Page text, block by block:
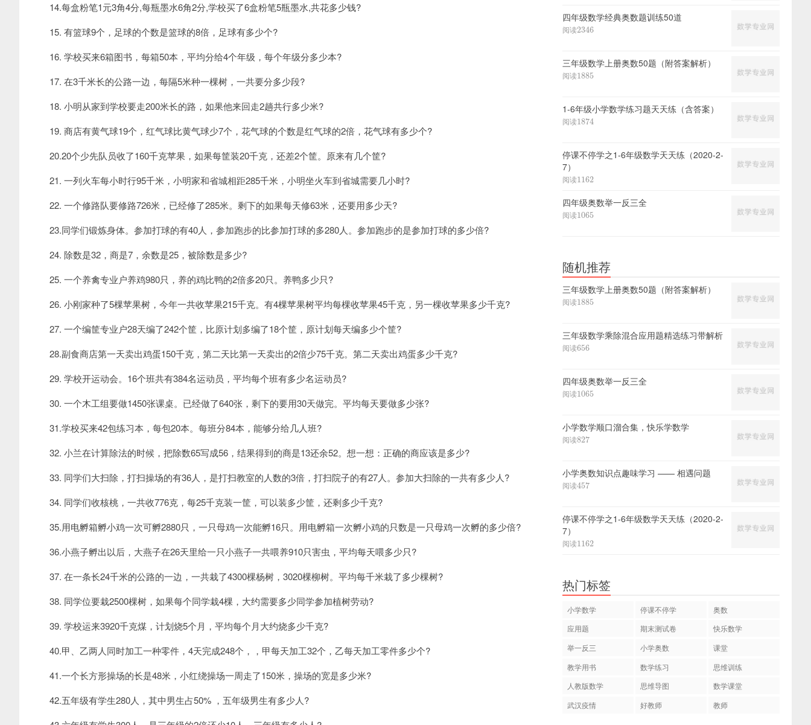
14.每盒粉笔1元3角4分,每瓶墨水6角2分,学校买了6盒粉笔5瓶墨水,共花多少钱?
15. 有篮球9个，足球的个数是篮球的8倍，足球有多少个?
16. 学校买来6箱图书，每箱50本，平均分给4个年级，每个年级分多少本?
17. 在3千米长的公路一边，每隔5米种一棵树，一共要分多少段?
18. 小明从家到学校要走200米长的路，如果他来回走2趟共行多少米?
19. 商店有黄气球19个，红气球比黄气球少7个，花气球的个数是红气球的2倍，花气球有多少个?
20.20个少先队员收了160千克苹果，如果每筐装20千克，还差2个筐。原来有几个筐?
21. 一列火车每小时行95千米，小明家和省城相距285千米，小明坐火车到省城需要几小时?
22. 一个修路队要修路726米，已经修了285米。剩下的如果每天修63米，还要用多少天?
23.同学们锻炼身体。参加打球的有40人，参加跑步的比参加打球的多280人。参加跑步的是参加打球的多少倍?
24. 除数是32，商是7，余数是25，被除数是多少?
25. 一个养禽专业户养鸡980只，养的鸡比鸭的2倍多20只。养鸭多少只?
26. 小刚家种了5棵苹果树，今年一共收苹果215千克。有4棵苹果树平均每棵收苹果45千克，另一棵收苹果多少千克?
27. 一个编筐专业户28天编了242个筐，比原计划多编了18个筐，原计划每天编多少个筐?
28.副食商店第一天卖出鸡蛋150千克，第二天比第一天卖出的2倍少75千克。第二天卖出鸡蛋多少千克?
29. 学校开运动会。16个班共有384名运动员，平均每个班有多少名运动员?
30. 一个木工组要做1450张课桌。已经做了640张，剩下的要用30天做完。平均每天要做多少张?
31.学校买来42包练习本，每包20本。每班分84本，能够分给几人班?
32. 小兰在计算除法的时候，把除数65写成56，结果得到的商是13还余52。想一想：正确的商应该是多少?
33. 同学们大扫除，打扫操场的有36人，是打扫教室的人数的3倍，打扫院子的有27人。参加大扫除的一共有多少人?
34. 同学们收核桃，一共收776克，每25千克装一筐，可以装多少筐，还剩多少千克?
35.用电孵箱孵小鸡一次可孵2880只，一只母鸡一次能孵16只。用电孵箱一次孵小鸡的只数是一只母鸡一次孵的多少倍?
36.小燕子孵出以后，大燕子在26天里给一只小燕子一共喂养910只害虫，平均每天喂多少只?
37. 在一条长24千米的公路的一边，一共栽了4300棵杨树，3020棵柳树。平均每千米栽了多少棵树?
38. 同学位要栽2500棵树，如果每个同学栽4棵，大约需要多少同学参加植树劳动?
39. 学校运来3920千克煤，计划烧5个月，平均每个月大约烧多少千克?
40.甲、乙两人同时加工一种零件，4天完成248个，，甲每天加工32个，乙每天加工零件多少个?
41.一个长方形操场的长是48米，小红绕操场一周走了150米，操场的宽是多少米?
42.五年级有学生280人，其中男生占50% ，五年级男生有多少人?
四年级数学经典奥数题训练50道
阅读2346
2346
三年级数学上册奥数50题（附答案解析）
阅读1885
1885
1-6年级小学数学练习题天天练（含答案）
阅读1874
1874
停课不停学之1-6年级数学天天练（2020-2-
7）
阅读1162
1162
四年级奥数举一反三全
阅读1065
1065
随机推荐
三年级数学上册奥数50题（附答案解析）
阅读1885
1885
三年级数学乘除混合应用题精选练习带解析
阅读656
656
四年级奥数举一反三全
阅读1065
1065
小学数学顺口溜合集，快乐学数学
阅读827
827
小学奥数知识点趣味学习 —— 相遇问题
阅读457
457
停课不停学之1-6年级数学天天练（2020-2-
7）
阅读1162
1162
热门标签
小学数学 停课不停学
奥数
应用题
期末测试卷
快乐数学
举一反三
小学奥数
课堂
教学用书
数学练习
思维训练
人教版数学
思维导图
数学课堂
武汉疫情
好教师 教师